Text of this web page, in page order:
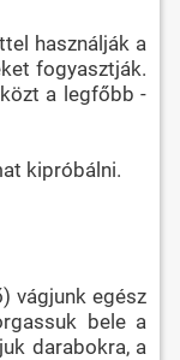
használják a
fogyasztják.
a legfőbb -
kipróbálni.
vágjunk egész
bele a
darabokra, a